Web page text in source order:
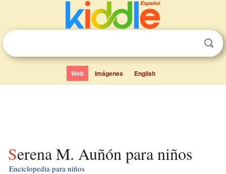
Web Imágenes English
Serena M. Auñón para niños
Enciclopedia para niños